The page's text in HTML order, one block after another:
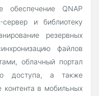
обеспечение QNAP
сервер и библиотеку
резервных
файлов
облачный портал
доступа, а также
контента в мобильных